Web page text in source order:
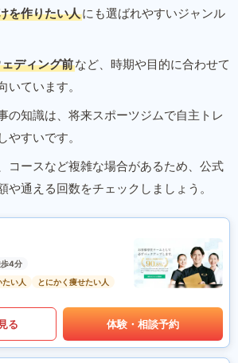
を作りたい人にも選ばれやすいジャンル
ディング前など、時期や目的に合わせて
いています。
の知識は、将来スポーツジムで自主トレ
やすいです。
コースなど複雑な場合があるため、公式
や通える回数をチェックしましょう。
4分
い人
とにかく痩せたい人
る 体験・相談予約